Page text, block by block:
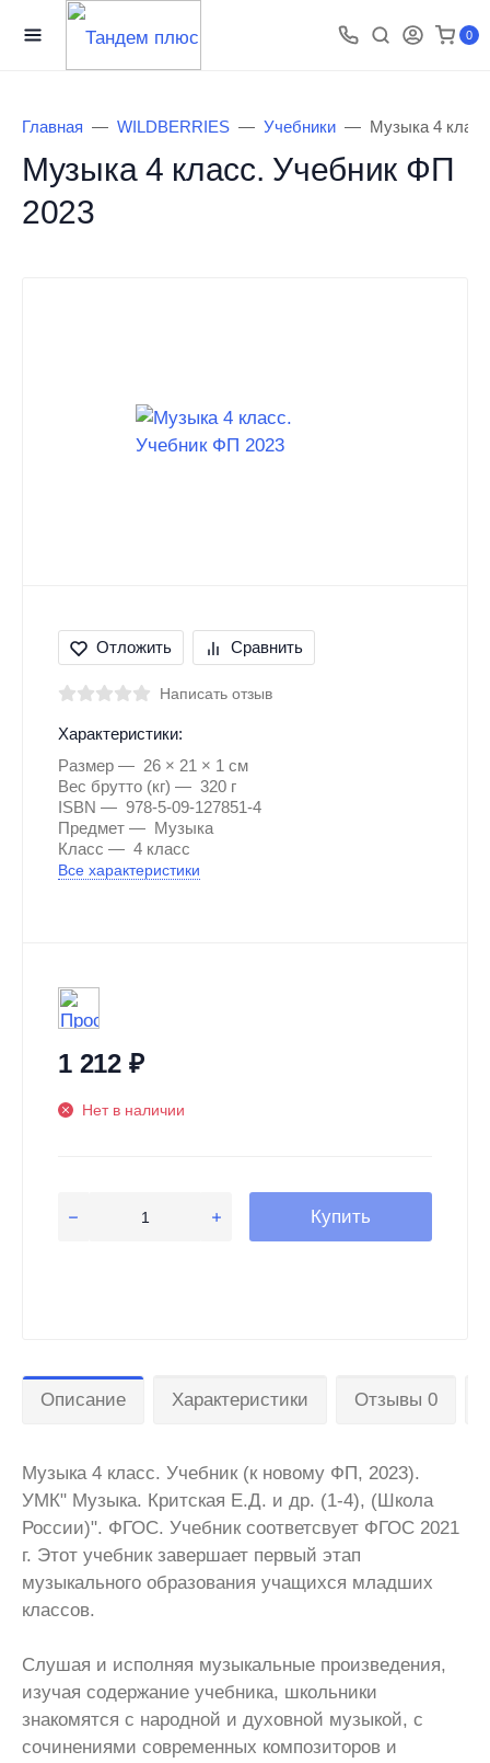
0
Главная WILDBERRIES Учебники Музыка 4
Музыка 4 класс. Учебник ФП
2023
Отложить Сравнить
Написать отзыв
Характеристики:
Размер
26 × 21 × 1 см
Вес брутто (кг)
320 г
ISBN
978-5-09-127851-4
Предмет
Музыка
Класс
4 класс
Все характеристики
1 212 ₽
Нет в наличии
Купить
Описание Характеристики Отзывы 0
Музыка 4 класс. Учебник (к новому ФП, 2023).
УМК" Музыка. Критская Е.Д. и др. (1-4), (Школа
России)". ФГОС. Учебник соответсвует ФГОС 2021
г. Этот учебник завершает первый этап
музыкального образования учащихся младших
классов.
Слушая и исполняя музыкальные произведения,
изучая содержание учебника, школьники
знакомятся с народной и духовной музыкой, с
сочинениями современных композиторов и